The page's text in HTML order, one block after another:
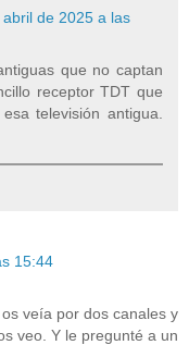
abril de 2025 a las
que no captan
receptor TDT que
televisión antigua.
15:44
veía por dos canales y
veo. Y le pregunté a un